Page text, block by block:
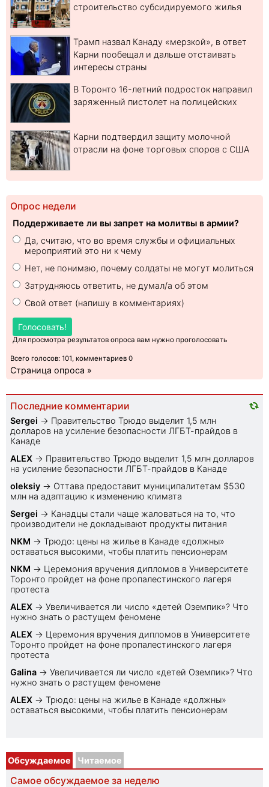
строительство субсидируемого жилья
Трамп назвал Канаду «мерзкой», в ответ
Карни пообещал и дальше отстаивать
интересы страны
В Торонто 16-летний подросток направил
заряженный пистолет на полицейских
Карни подтвердил защиту молочной
отрасли на фоне торговых споров с США
Опрос недели
Поддерживаете ли вы запрет на молитвы в армии?
Да, считаю, что во время службы и официальных
мероприятий это ни к чему
Нет, не понимаю, почему солдаты не могут молиться
Затрудняюсь ответить, не думал/а об этом
Свой ответ (напишу в комментариях)
Голосовать!
Для просмотра результатов опроса вам нужно проголосовать
Всего голосов: 101, комментариев 0
Страница опроса »
Последние комментарии
Sеrgei → Правительство Трюдо выделит 1,5 млн
долларов на усиление безопасности ЛГБТ-прайдов в
Канаде
ALEX → Правительство Трюдо выделит 1,5 млн долларов
на усиление безопасности ЛГБТ-прайдов в Канаде
oleksiy → Оттава предоставит муниципалитетам $530
млн на адаптацию к изменению климата
Sеrgei → Канадцы стали чаще жаловаться на то, что
производители не докладывают продукты питания
NKM → Трюдо: цены на жилье в Канаде «должны»
оставаться высокими, чтобы платить пенсионерам
NKM → Церемония вручения дипломов в Университете
Торонто пройдет на фоне пропалестинского лагеря
протеста
ALEX → Увеличивается ли число «детей Оземпик»? Что
нужно знать о растущем феномене
ALEX → Церемония вручения дипломов в Университете
Торонто пройдет на фоне пропалестинского лагеря
протеста
Galina → Увеличивается ли число «детей Оземпик»? Что
нужно знать о растущем феномене
ALEX → Трюдо: цены на жилье в Канаде «должны»
оставаться высокими, чтобы платить пенсионерам
Обсуждаемое Читаемое
Самое обсуждаемое за неделю